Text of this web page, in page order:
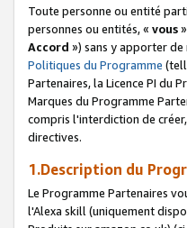
Toute personne ou entité
personnes ou entités, « vous
Accord ») sans y apporter
Politiques du Programme
Partenaires, la Licence PI du
Marques du Programme
compris l'interdiction de
directives.
1.Description du
Le Programme Partenaires
l'Alexa skill (uniquement